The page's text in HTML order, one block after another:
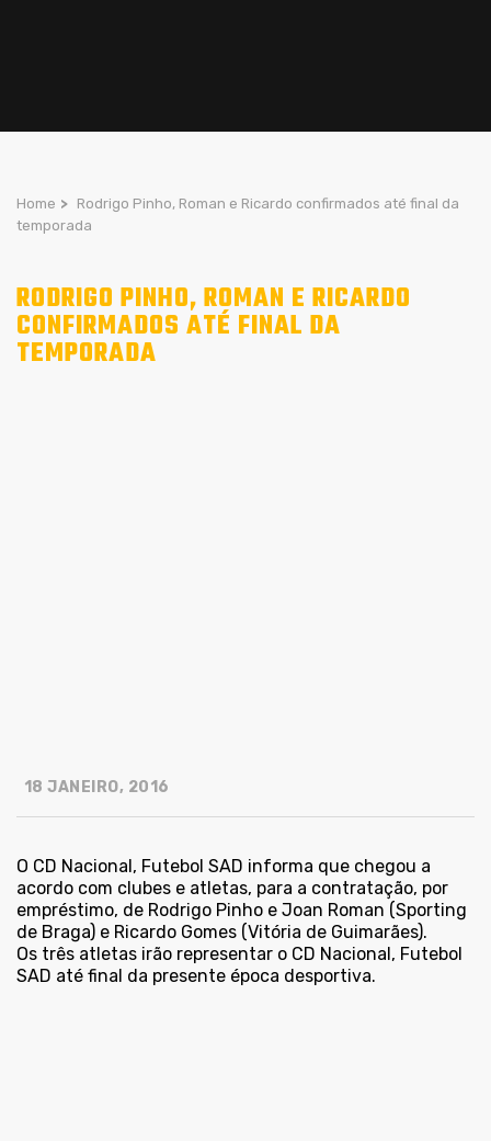
Home > Rodrigo Pinho, Roman e Ricardo confirmados até final da
temporada
RODRIGO PINHO, ROMAN E RICARDO
CONFIRMADOS ATÉ FINAL DA
TEMPORADA
18 JANEIRO, 2016
O CD Nacional, Futebol SAD informa que chegou a
acordo com clubes e atletas, para a contratação, por
empréstimo, de Rodrigo Pinho e Joan Roman (Sporting
de Braga) e Ricardo Gomes (Vitória de Guimarães).
Os três atletas irão representar o CD Nacional, Futebol
SAD até final da presente época desportiva.